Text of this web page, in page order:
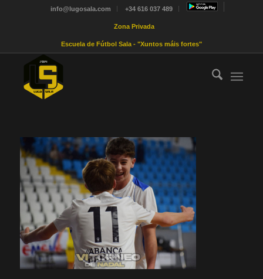
info@lugosala.com +34 616 037 489
Zona Privada
Escuela de Fútbol Sala - "Xuntos máis fortes"